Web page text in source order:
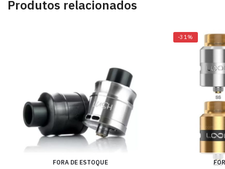
Produtos relacionados
FORA DE ESTOQUE
-31%